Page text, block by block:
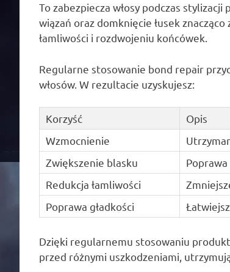
To zabezpiecza włosy podczas
wiązań oraz domknięcie łusek
łamliwości i rozdwojeniu końcówek.
Regularne stosowanie bond repair
włosów. W rezultacie uzyskujesz:
Korzyść
Opis
Wzmocnienie
Zwiększenie blasku
Redukcja łamliwości
Poprawa gładkości
Dzięki regularnemu stosowaniu
przed różnymi uszkodzeniami,